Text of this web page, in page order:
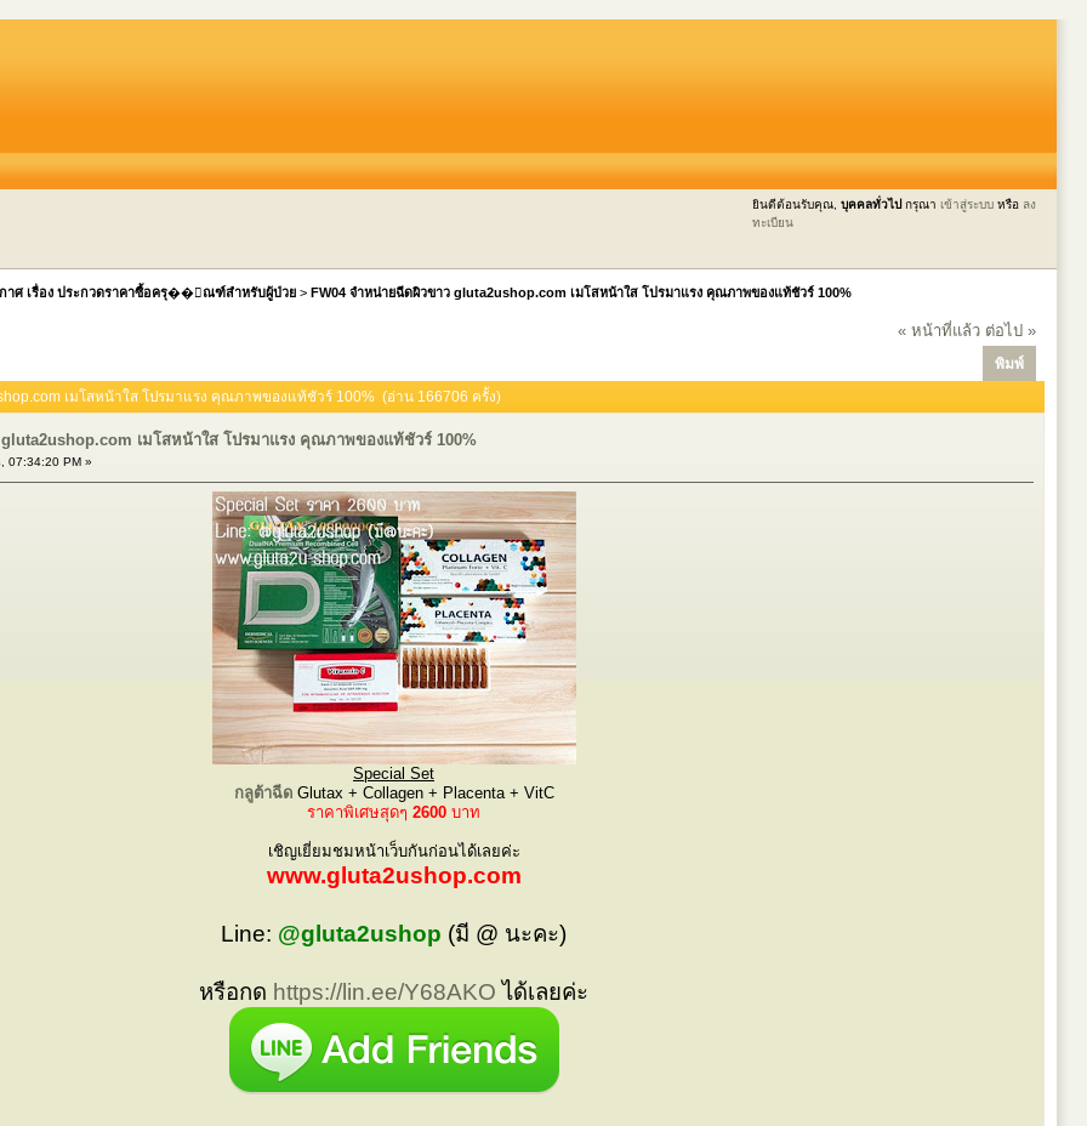
ยินดีต้อนรับคุณ, บุคคลทั่วไป กรุณา เข้าสู่ระบบ หรือ ลง
ทะเบียน
าศ เรื่อง ประกวดราคาซื้อครุ��ัณฑ์สำหรับผู้ป่วย > FW04 จำหน่ายฉีดผิวขาว gluta2ushop.com เมโสหน้าใส โปรมาแรง คุณภาพของแท้ชัวร์ 100%
« หน้าที่แล้ว ต่อไป »
พิมพ์
เมโสหน้าใส โปรมาแรง คุณภาพของแท้ชัวร์ 100% (อ่าน 166706 ครั้ง)
เมโสหน้าใส โปรมาแรง คุณภาพของแท้ชัวร์ 100%
07:34:20 PM »
Special Set
กลูต้าฉีดGlutax + Collagen + Placenta + VitC
ราคาพิเศษสุดๆ 2600 บาท
เชิญเยี่ยมชมหน้าเว็บกันก่อนได้เลยค่ะ
www.gluta2ushop.com
Line: @gluta2ushop (มี @ นะคะ)
หรือกด https://lin.ee/Y68AKO ได้เลยค่ะ